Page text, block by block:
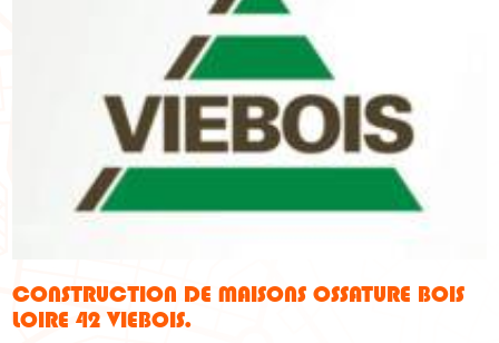
CONSTRUCTION DE MAISONS OSSATURE BOIS
LOIRE 42 VIEBOIS.